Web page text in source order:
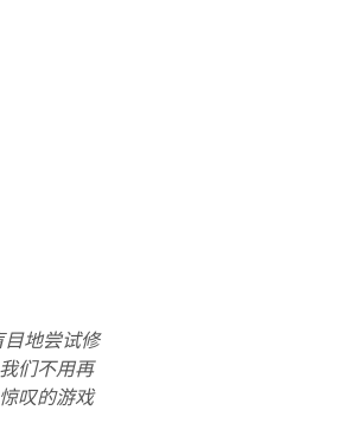
目地尝试修
们不用再
叹的游戏